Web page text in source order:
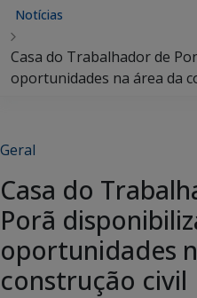
Notícias
Casa do Trabalhador de
oportunidades na área da
Geral
Casa do
Porã
oportunidades
construção civil